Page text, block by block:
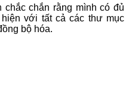
chắn rằng mình có đủ
với tất cả các thư mục
bộ hóa.